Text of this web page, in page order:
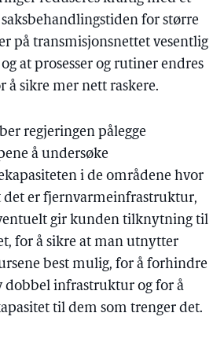
for større
på transmisjonsnettet vesentlig
at prosesser og rutiner endres
å sikre mer nett raskere.
regjeringen pålegge
å undersøke
i de områdene hvor
det er fjernvarmeinfrastruktur,
gir kunden tilknytning til
for å sikre at man utnytter
best mulig, for å forhindre
dobbel infrastruktur og for å
til dem som trenger det.